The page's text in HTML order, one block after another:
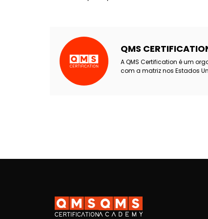
QMS
A QMS Certification é um
com a matriz nos Estados